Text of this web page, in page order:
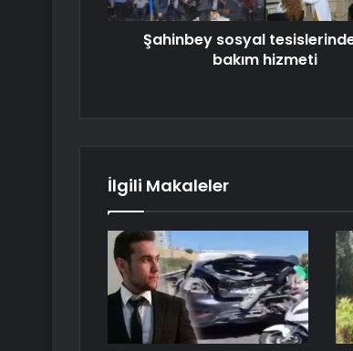
Şahinbey sosyal
bakım hizmeti
İlgili Makaleler